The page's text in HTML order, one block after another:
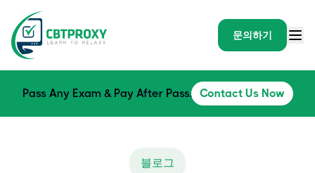
문의하기
Pass Any Exam & Pay After Pass. Contact Us Now
블로그